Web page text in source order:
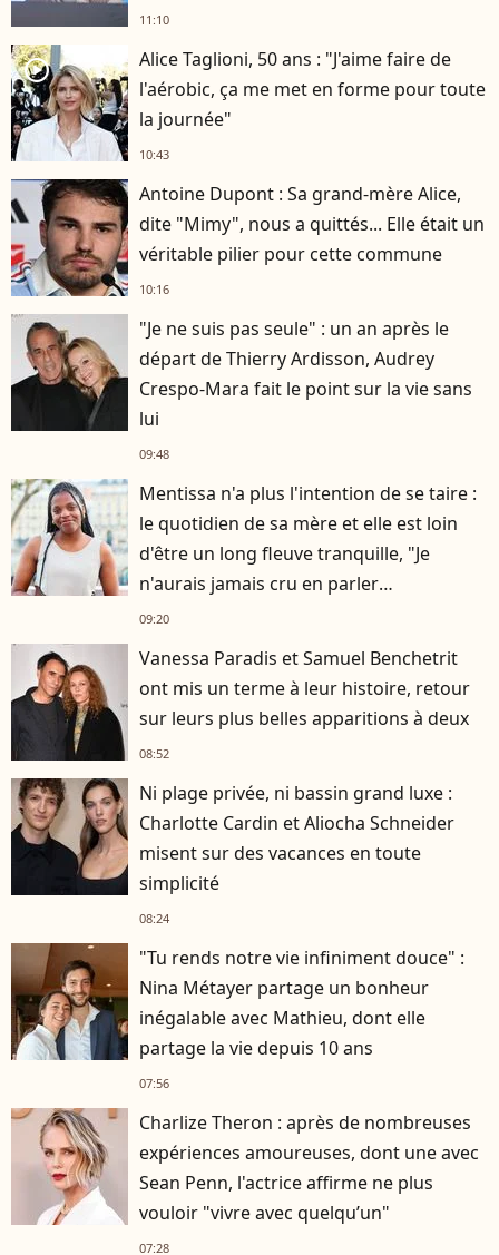
11:10
player2
Alice Taglioni, 50 ans : "J'aime faire de
l'aérobic, ça me met en forme pour toute
la journée"
10:43
Antoine Dupont : Sa grand-mère Alice,
dite "Mimy", nous a quittés... Elle était un
véritable pilier pour cette commune
10:16
"Je ne suis pas seule" : un an après le
départ de Thierry Ardisson, Audrey
Crespo-Mara fait le point sur la vie sans
lui
09:48
Mentissa n'a plus l'intention de se taire :
le quotidien de sa mère et elle est loin
d'être un long fleuve tranquille, "Je
n'aurais jamais cru en parler
publiquement"
09:20
Vanessa Paradis et Samuel Benchetrit
ont mis un terme à leur histoire, retour
sur leurs plus belles apparitions à deux
08:52
Ni plage privée, ni bassin grand luxe :
Charlotte Cardin et Aliocha Schneider
misent sur des vacances en toute
simplicité
08:24
"Tu rends notre vie infiniment douce" :
Nina Métayer partage un bonheur
inégalable avec Mathieu, dont elle
partage la vie depuis 10 ans
07:56
Charlize Theron : après de nombreuses
expériences amoureuses, dont une avec
Sean Penn, l'actrice affirme ne plus
vouloir "vivre avec quelqu’un"
07:28